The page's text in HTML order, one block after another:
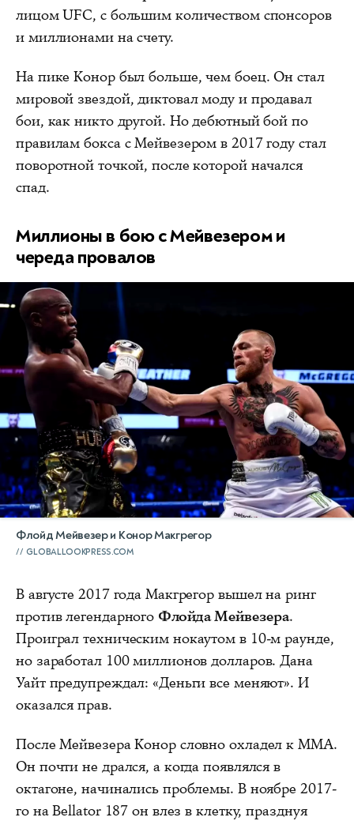
лицом UFC, с большим количеством спонсоров
и миллионами на счету.
На пике Конор был больше, чем боец. Он стал
мировой звездой, диктовал моду и продавал
бои, как никто другой. Но дебютный бой по
правилам бокса с Мейвезером в 2017 году стал
поворотной точкой, после которой начался
спад.
Миллионы в бою с Мейвезером и
череда провалов
Флойд Мейвезер и Конор Макгрегор
GLOBALLOOKPRESS.COM
В августе 2017 года Макгрегор вышел на ринг
против легендарного Флойда Мейвезера.
Проиграл техническим нокаутом в 10-м раунде,
но заработал 100 миллионов долларов. Дана
Уайт предупреждал: «Деньги все меняют». И
оказался прав.
После Мейвезера Конор словно охладел к ММА.
Он почти не дрался, а когда появлялся в
октагоне, начинались проблемы. В ноябре 2017-
го на Bellator 187 он влез в клетку, празднуя